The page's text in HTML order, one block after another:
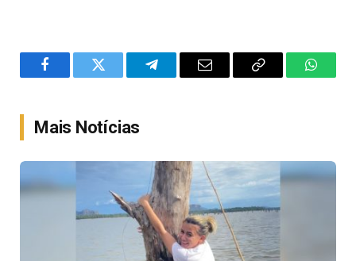
FacebookTwitter TelegramEmail
Copy
Mais Notícias